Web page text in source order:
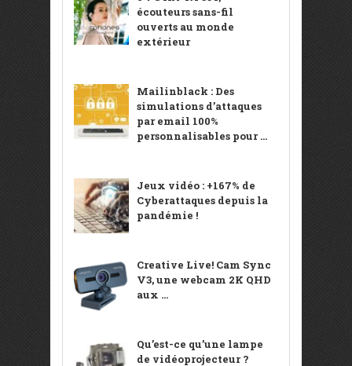
écouteurs sans-fil
ouverts au monde
extérieur
Mailinblack : Des
simulations d’attaques
par email 100%
personnalisables pour ...
Jeux vidéo : +167% de
Cyberattaques depuis la
pandémie !
Creative Live! Cam Sync
V3, une webcam 2K QHD
aux ...
Qu’est-ce qu’une lampe
de vidéoprojecteur ?